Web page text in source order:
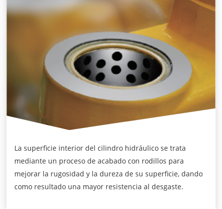
La superficie interior del cilindro hidráulico se trata
mediante un proceso de acabado con rodillos para
mejorar la rugosidad y la dureza de su superficie, dando
como resultado una mayor resistencia al desgaste.